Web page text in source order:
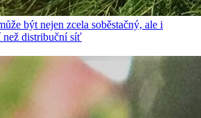
být nejen zcela soběstačný, ale i
než distribuční síť